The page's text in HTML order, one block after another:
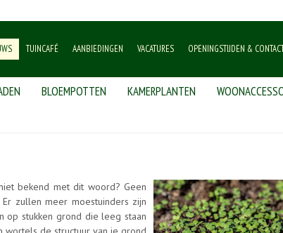
TUINCAFÉ AANBIEDINGEN VACATURES OPENINGSTIJDEN &
BLOEMPOTTEN KAMERPLANTEN
bekend met dit woord? Geen
zullen meer moestuinders zijn
op stukken grond die leeg staan